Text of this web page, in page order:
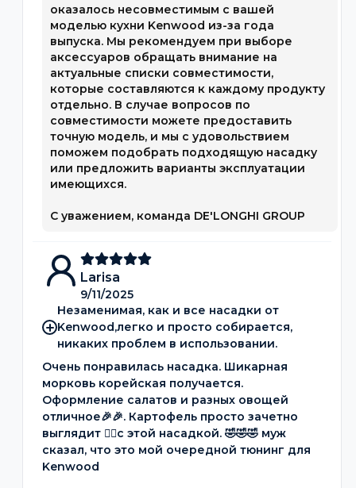
оказалось несовместимым с вашей
моделью кухни Kenwood из-за года
выпуска. Мы рекомендуем при выборе
аксессуаров обращать внимание на
актуальные списки совместимости,
которые составляются к каждому продукту
отдельно. В случае вопросов по
совместимости можете предоставить
точную модель, и мы с удовольствием
поможем подобрать подходящую насадку
или предложить варианты эксплуатации
имеющихся.
С уважением, команда DE'LONGHI GROUP
Larisa
9/11/2025
Незаменимая, как и все насадки от
Kenwood,легко и просто собирается,
никаких проблем в использовании.
Очень понравилась насадка. Шикарная
морковь корейская получается.
Оформление салатов и разных овощей
отличное🎉🎉. Картофель просто зачетно
выглядит 👌🏼с этой насадкой. 🤣🤣🤣 муж
сказал, что это мой очередной тюнинг для
Kenwood